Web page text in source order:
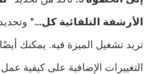
الأرشفة التلقائية كل…”
تريد تشغيل الميزة فيه. يمكنك
التغييرات الإضافية على كيفية